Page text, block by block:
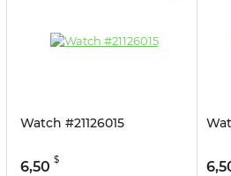
Watch #21126015
6,50 $